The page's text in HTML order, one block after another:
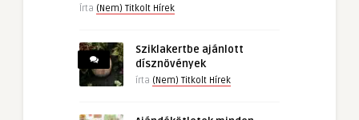
Írta (Nem) Titkolt Hírek
Sziklakertbe ajánlott
dísznövények
írta (Nem) Titkolt Hírek